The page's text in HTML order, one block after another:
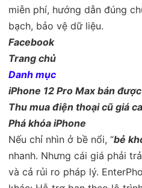
miễn phí, hướng dẫn đúng
bạch, bảo vệ dữ liệu.
Facebook
Trang chủ
Danh mục
iPhone 12 Pro Max bán
Thu mua điện thoại cũ giá
Phá khóa iPhone
Nếu chỉ nhìn ở bề nổi, “bẻ
nhanh. Nhưng cái giá phải
và cả rủi ro pháp lý.